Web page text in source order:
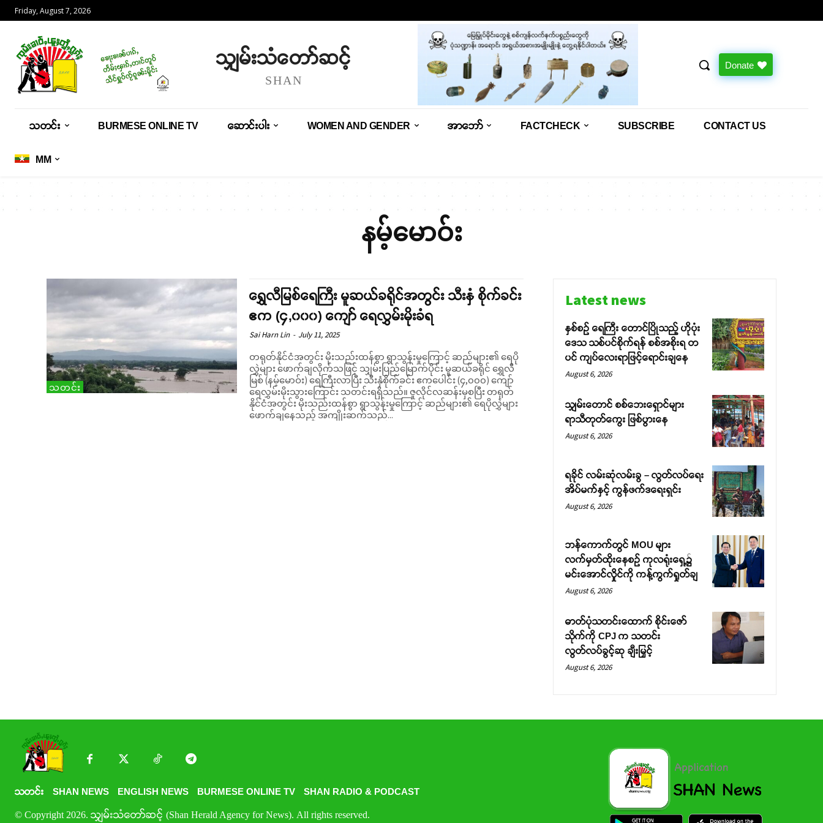
Friday, August 7, 2026
သျှမ်းသံတော်ဆင့်
SHAN
Donate
သတင်း BURMESE ONLINE TV ဆောင်းပါး WOMEN AND GENDER အာဘော် FACTCHECK SUBSCRIBE CONTACT US
MM
နမ့်မောဝ်း
သတင်း
ရွှေလီမြစ်ရေကြီး မူဆယ်ခရိုင်အတွင်း သီးနှံ စိုက်ခင်း
ဧက (၄,၀၀၀) ကျော် ရေလွှမ်းမိုးခံရ
Sai Harn Lin - July 11, 2025
တရုတ်နိုင်ငံအတွင်း မိုးသည်းထန်စွာ ရွာသွန်းမှုကြောင့် ဆည်များ၏ ရေပို
လွှဲများ ဖောက်ချလိုက်သဖြင့် သျှမ်းပြည်မြောက်ပိုင်း မူဆယ်ခရိုင် ရွှေလီ
မြစ် (နမ့်မောဝ်း) ရေကြီးလာပြီး သီးနှံစိုက်ခင်း ဧကပေါင်း (၄,၀၀၀) ကျော်
ရေလွှမ်းမိုးသွားကြောင်း သတင်းရရှိသည်။ ဇူလိုင်လဆန်းမှစပြီး တရုတ်
နိုင်ငံအတွင်း မိုးသည်းထန်စွာ ရွာသွန်းမှုကြောင့် ဆည်များ၏ ရေပိုလွှဲများ
ဖောက်ချနေသည့် အကျိုးဆက်သည်...
Latest news
နှစ်စဉ် ရေကြီး တောင်ပြိုသည့် ဟိုပုံး
ဒေသ သစ်ပင်စိုက်ရန် စစ်အစိုးရ တ
ပင် ကျပ်လေးရာဖြင့်ရောင်းချနေ
August 6, 2026
သျှမ်းတောင် စစ်ဘေးရှောင်များ
ရာသီတုတ်ကွေး ဖြစ်ပွားနေ
August 6, 2026
ရခိုင် လမ်းဆုံလမ်းခွ – လွတ်လပ်ရေး
အိပ်မက်နှင့် ကွန်ဖက်ဒရေးရှင်း
August 6, 2026
ဘန်ကောက်တွင် MOU များ
လက်မှတ်ထိုးနေစဉ် ကုလရုံးရှေ့၌
မင်းအောင်လှိုင်ကို ကန့်ကွက်ရှုတ်ချ
August 6, 2026
ဓာတ်ပုံသတင်းထောက် စိုင်းဇော်
သိုက်ကို CPJ က သတင်း
လွတ်လပ်ခွင့်ဆု ချီးမြှင့်
August 6, 2026
သတင်း SHAN NEWS ENGLISH NEWS BURMESE ONLINE TV SHAN RADIO & PODCAST
© Copyright 2026. သျှမ်းသံတော်ဆင့် (Shan Herald Agency for News). All rights reserved.